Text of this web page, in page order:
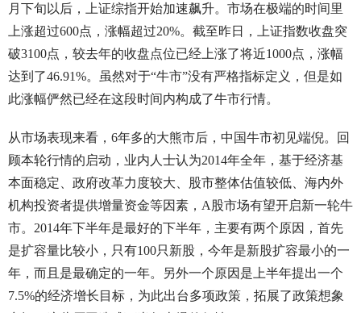
月下旬以后，上证综指开始加速飙升。市场在极端的时间里
上涨超过600点，涨幅超过20%。截至昨日，上证指数收盘突
破3100点，较去年的收盘点位已经上涨了将近1000点，涨幅
达到了46.91%。虽然对于“牛市”没有严格指标定义，但是如
此涨幅俨然已经在这段时间内构成了牛市行情。
从市场表现来看，6年多的大熊市后，中国牛市初见端倪。回
顾本轮行情的启动，业内人士认为2014年全年，基于经济基
本面稳定、政府改革力度较大、股市整体估值较低、海内外
机构投资者提供增量资金等因素，A股市场有望开启新一轮牛
市。2014年下半年是最好的下半年，主要有两个原因，首先
是扩容量比较小，只有100只新股，今年是新股扩容最小的一
年，而且是最确定的一年。另外一个原因是上半年提出一个
7.5%的经济增长目标，为此出台多项政策，拓展了政策想象